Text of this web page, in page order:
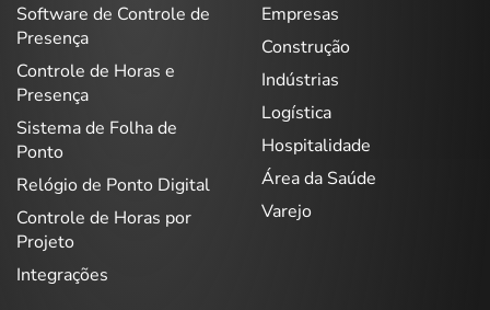
Software de Controle de
Presença
Controle de Horas e
Presença
Sistema de Folha de
Ponto
Relógio de Ponto Digital
Controle de Horas por
Projeto
Integrações
Empresas
Construção
Indústrias
Logística
Hospitalidade
Área da Saúde
Varejo